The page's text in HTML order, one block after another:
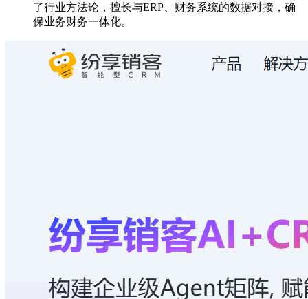
了行业方法论，擅长与ERP、财务系统的数据对接，确
保业务财务一体化。